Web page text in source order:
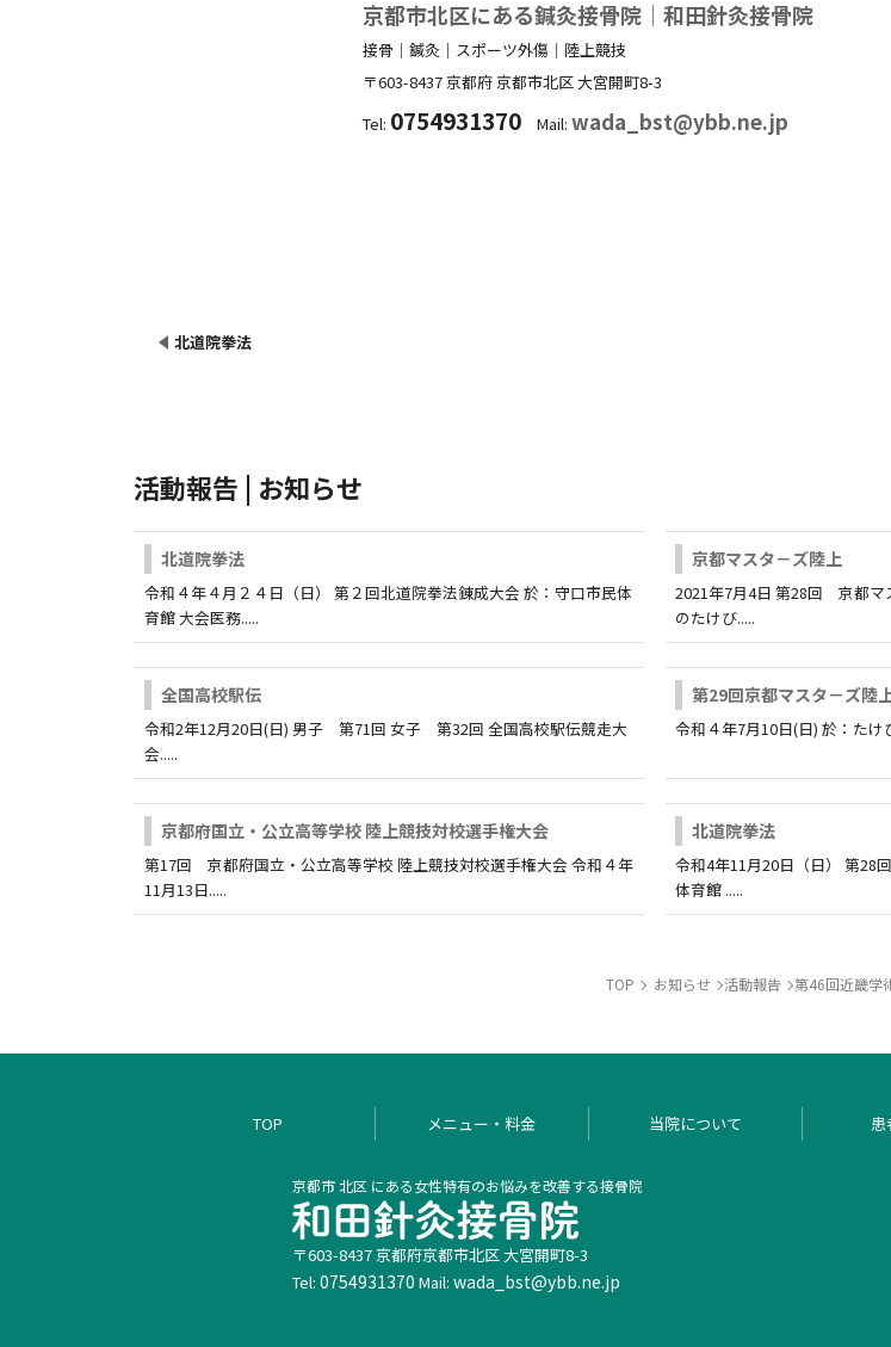
京都市北区にある鍼灸接骨院｜和田針灸接骨院
接骨｜鍼灸｜スポーツ外傷｜陸上競技
〒603-8437 京都府 京都市北区大宮開町8-3
Tel: 0754931370 Mail:wada_bst@ybb.ne.jp
北道院拳法
活動報告 | お知らせ
北道院拳法
令和４年４月２４日（日） 第２回北道院拳法錬成大会 於：守口市民体
育館 大会医務.....
京都マスタ－ズ陸上
2021年7月4日 第28回 京都マ
のたけび.....
全国高校駅伝
令和2年12月20日(日) 男子 第71回 女子 第32回 全国高校駅伝競走大
会.....
第29回京都マスタ－ズ陸
令和４年7月10日(日) 於：た
京都府国立・公立高等学校 陸上競技対校選手権大会
第17回 京都府国立・公立高等学校 陸上競技対校選手権大会 令和４年
11月13日.....
北道院拳法
令和4年11月20日（日） 第28
体育館 .....
TOP お知らせ 活動報告 第46回近畿
TOP メニュー・料金 当院について 患
京都市 北区 にある女性特有のお悩みを改善する接骨院
〒603-8437 京都府京都市北区大宮開町8-3
Tel: 0754931370 Mail: wada_bst@ybb.ne.jp